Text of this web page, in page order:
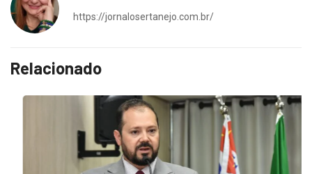
https://jornalosertanejo.com.br/
Relacionado